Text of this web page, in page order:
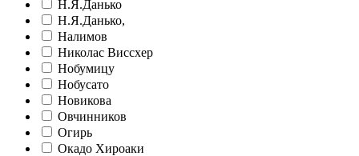
Н.Я.Данько
Н.Я.Данько,
Налимов
Николас Виссхер
Нобумицу
Нобусато
Новикова
Овчинников
Огирь
Окадо Хироаки